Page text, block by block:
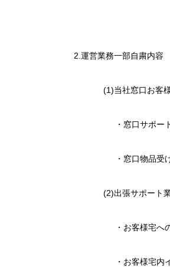
2.運営業務一部自粛内容
(1)当社窓口お客
・窓口サポー
・窓口物品受
(2)出張サポート
・お客様宅へ
・お客様宅内